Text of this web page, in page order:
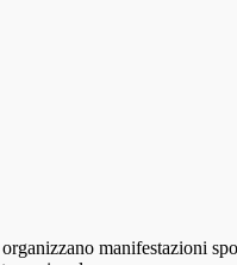
manifestazioni